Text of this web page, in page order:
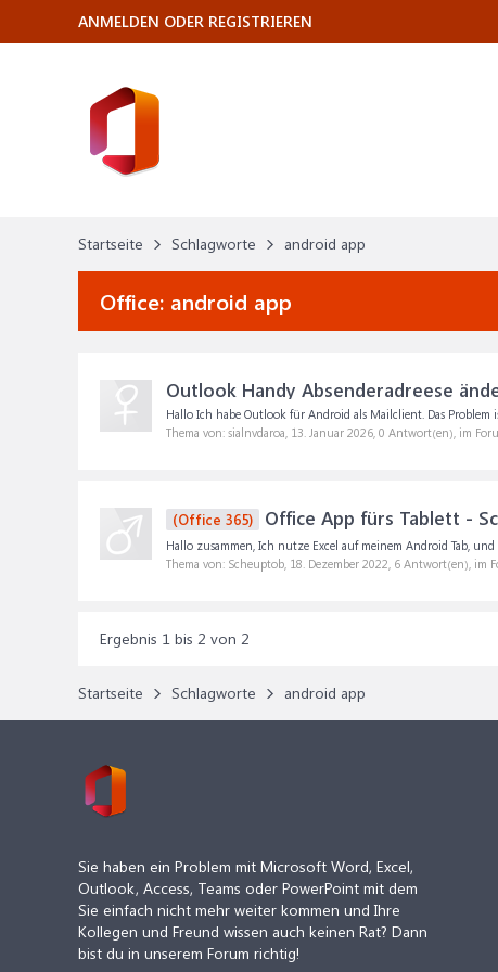
Startseite Schlagworte android app
Office: android app
Outlook Handy Absenderadreese
Hallo Ich habe Outlook für Android als Mailclient. Das Problem
Thema von: sialnvdaroa, 13. Januar 2026, 0 Antwort(en), im
(Office 365) Office App fürs Tablett -
Hallo zusammen, Ich nutze Excel auf meinem Android Tab,
Thema von: Scheuptob, 18. Dezember 2022, 6 Antwort(en), im
Ergebnis 1 bis 2 von 2
Startseite Schlagworte android app
ANMELDEN ODER REGISTRIEREN
Sie haben ein Problem mit Microsoft Word, Excel,
Outlook, Access, Teams oder PowerPoint mit dem
Sie einfach nicht mehr weiter kommen und Ihre
Kollegen und Freund wissen auch keinen Rat? Dann
bist du in unserem Forum richtig!